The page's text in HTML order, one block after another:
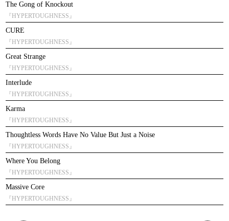
The Gong of Knockout
『HYPERTOUGHNESS』
CURE
『HYPERTOUGHNESS』
Great Strange
『HYPERTOUGHNESS』
Interlude
『HYPERTOUGHNESS』
Karma
『HYPERTOUGHNESS』
Thoughtless Words Have No Value But Just a Noise
『HYPERTOUGHNESS』
Where You Belong
『HYPERTOUGHNESS』
Massive Core
『HYPERTOUGHNESS』